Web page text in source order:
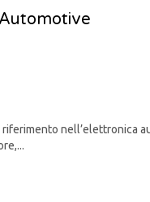
nell’elettronica